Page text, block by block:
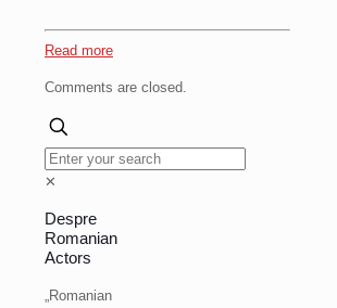
Read more
Comments are closed.
✕
Despre
Romanian
Actors
„Romanian